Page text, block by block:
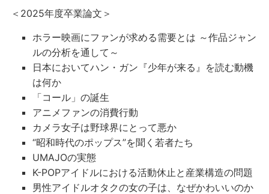
＜2025年度卒業論文＞
ホラー映画にファンが求める需要とは ～作品ジャン
ルの分析を通して～
日本においてハン・ガン『少年が来る』を読む動機
は何か
「コール」の誕生
アニメファンの消費行動
カメラ女子は野球界にとって悪か
“昭和時代のポップス”を聞く若者たち
UMAJOの実態
K-POPアイドルにおける活動休止と産業構造の問題
男性アイドルオタクの女の子は、なぜかわいいのか